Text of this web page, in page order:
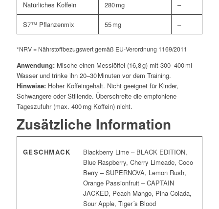
Natürliches Koffein 280 mg –
S7™ Pflanzenmix 55 mg –
*NRV = Nährstoffbezugswert gemäß EU‑Verordnung 1169/2011
Anwendung:Mische einen Messlöffel (16,8 g) mit 300–400 ml
Wasser und trinke ihn 20–30 Minuten vor dem Training.
Hinweise:Hoher Koffeingehalt. Nicht geeignet für Kinder,
Schwangere oder Stillende. Überschreite die empfohlene
Tageszufuhr (max. 400 mg Koffein) nicht.
Zusätzliche Information
GESCHMACK
Blackberry Lime – BLACK EDITION,
Blue Raspberry, Cherry Limeade, Coco
Berry – SUPERNOVA, Lemon Rush,
Orange Passionfruit – CAPTAIN
JACKED, Peach Mango, Pina Colada,
Sour Apple, Tiger´s Blood